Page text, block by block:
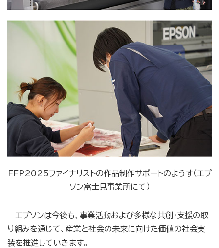
FFP2025ファイナリストの作品制作サポートのようす（エプ
ソン富士見事業所にて）
エプソンは今後も、事業活動および多様な共創・支援の取
り組みを通じて、産業と社会の未来に向けた価値の社会実
装を推進していきます。